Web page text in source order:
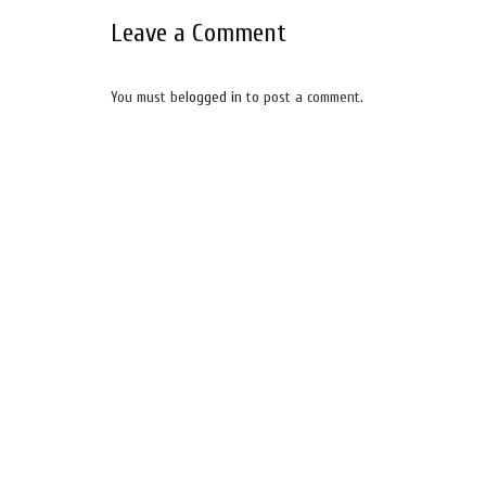
Leave a Comment
You must belogged in to post a comment.